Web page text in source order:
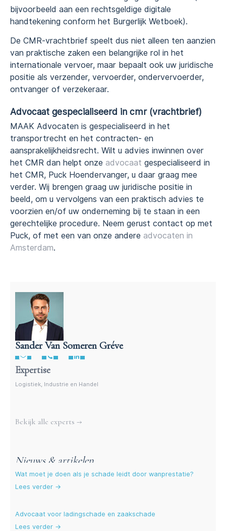
bijvoorbeeld aan een rechtsgeldige digitale
handtekening conform het Burgerlijk Wetboek).
De CMR-vrachtbrief speelt dus niet alleen ten aanzien
van praktische zaken een belangrijke rol in het
internationale vervoer, maar bepaalt ook uw juridische
positie als verzender, vervoerder, ondervervoerder,
ontvanger of verzekeraar.
Advocaat gespecialiseerd in cmr (vrachtbrief)
MAAK Advocaten is gespecialiseerd in het
transportrecht en het contracten- en
aansprakelijkheidsrecht. Wilt u advies inwinnen over
het CMR dan helpt onze advocaat gespecialiseerd in
het CMR, Puck Hoendervanger, u daar graag mee
verder. Wij brengen graag uw juridische positie in
beeld, om u vervolgens van een praktisch advies te
voorzien en/of uw onderneming bij te staan in een
gerechtelijke procedure. Neem gerust contact op met
Puck, of met een van onze andere advocaten in
Amsterdam.
Sander Van Someren Gréve
Advocaat Vervoersrecht
Expertise
Logistiek, Industrie en Handel
Meer experts
Bekijk alle experts →
Nieuws & artikelen
Wat moet je doen als je schade leidt door wanprestatie?
Lees verder →
Advocaat voor ladingschade en zaakschade
Lees verder →